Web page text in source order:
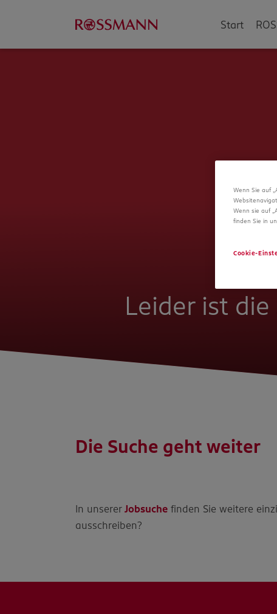
Start
Leider ist
Die Suche geht weiter
In unsererJobsuche finden Sie weitere
ausschreiben?
Wenn Sie auf
Wenn sie auf
finden Sie in
Cookie-